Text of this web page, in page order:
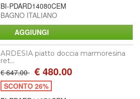
BI-PDARD14080CEM
BAGNO ITALIANO
ARDESIA piatto doccia marmoresina
ret...
€ 647.00 € 480.00
SCONTO 26%